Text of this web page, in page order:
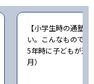
【小学生時の通塾
い。こんなもので
5年時に子どもが通
月）